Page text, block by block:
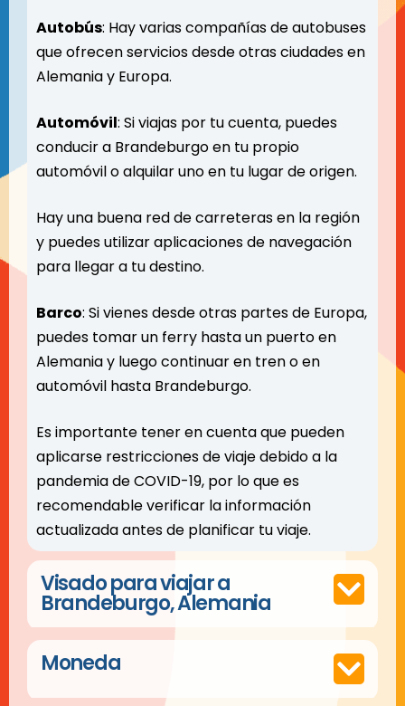
Autobús: Hay varias compañías de autobuses
que ofrecen servicios desde otras ciudades en
Alemania y Europa.
Automóvil: Si viajas por tu cuenta, puedes
conducir a Brandeburgo en tu propio
automóvil o alquilar uno en tu lugar de origen.
Hay una buena red de carreteras en la región
y puedes utilizar aplicaciones de navegación
para llegar a tu destino.
Barco: Si vienes desde otras partes de Europa,
puedes tomar un ferry hasta un puerto en
Alemania y luego continuar en tren o en
automóvil hasta Brandeburgo.
Es importante tener en cuenta que pueden
aplicarse restricciones de viaje debido a la
pandemia de COVID-19, por lo que es
recomendable verificar la información
actualizada antes de planificar tu viaje.
Visado para viajar a
Brandeburgo, Alemania
Moneda